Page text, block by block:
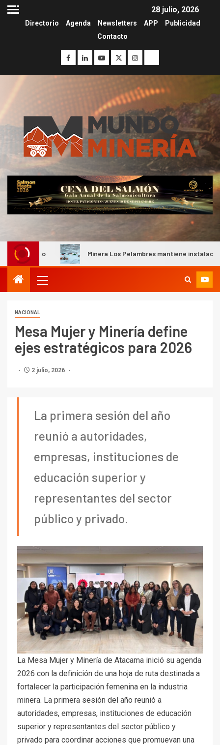
28 julio, 2026
Directorio Agenda Newsletters APP
Publicidad
Contacto
Minera Los Pelambres mantiene instalaciones
NACIONAL
Mesa Mujer y Minería define
ejes estratégicos para 2026
2 julio, 2026
La primera sesión del año
reunió a autoridades,
empresas, instituciones de
educación superior y
representantes del sector
público y privado.
La Mesa Mujer y Minería de Atacama inició su agenda
2026 con la definición de una hoja de ruta destinada a
fortalecer la participación femenina en la industria
minera. La primera sesión del año reunió a
autoridades, empresas, instituciones de educación
superior y representantes del sector público y
privado para coordinar acciones que promuevan una